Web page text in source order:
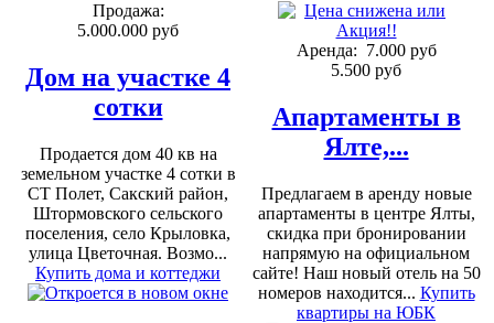
Продажа:
5.000.000 руб
Дом на участке 4
сотки
Продается дом 40 кв на
земельном участке 4 сотки в
СТ Полет, Сакский район,
Штормовского сельского
поселения, село Крыловка,
улица Цветочная. Возмо...
Купить дома и коттеджи
Аренда: 7.000 руб
5.500 руб
Апартаменты в
Ялте,...
Предлагаем в аренду новые
апартаменты в центре Ялты,
скидка при бронировании
напрямую на официальном
сайте! Наш новый отель на 50
номеров находится... Купить
квартиры на ЮБК